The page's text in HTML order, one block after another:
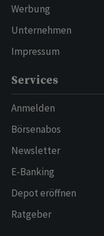
Werbung
Unternehmen
Impressum
Services
Anmelden
Börsenabos
Newsletter
E-Banking
Depot eröffnen
Ratgeber